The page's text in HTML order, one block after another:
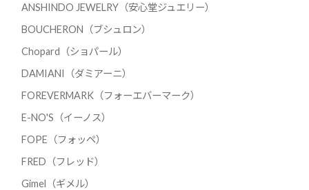
ANSHINDO JEWELRY（安心堂ジュエリー）
BOUCHERON（ブシュロン）
Chopard（ショパール）
DAMIANI（ダミアーニ）
FOREVERMARK（フォーエバーマーク）
E-NO'S（イーノス）
FOPE（フォッペ）
FRED（フレッド）
Gimel（ギメル）